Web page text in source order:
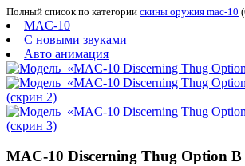
Полный список по категории скины оружия mac-10
MAC-10
С новыми звуками
Авто анимация
MAC-10 Discerning Thug Option B